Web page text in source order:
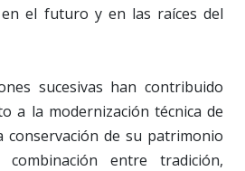
el futuro y en las raíces del
sucesivas han contribuido
a la modernización técnica de
conservación de su patrimonio
combinación entre tradición,